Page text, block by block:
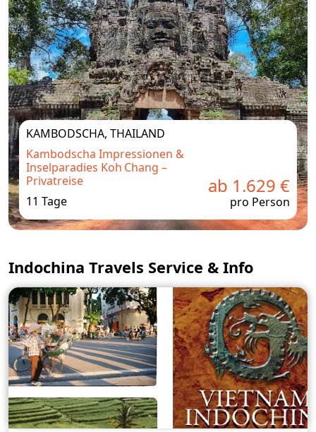
KAMBODSCHA, THAILAND
Kambodscha Impressionen &
Inselparadies Koh Chang –
Privatreise
11 Tage
ab 1.629 €
pro Person
Indochina Travels Service & Info